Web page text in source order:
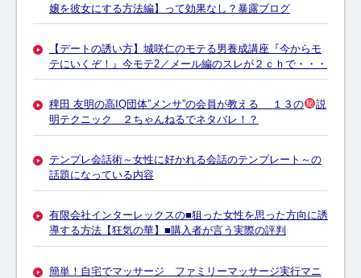
嬢を彼女にする方法編】って効果なし？暴露ブログ
【デートの誘い方】城咲仁のモテる男養成講座『今からモ
テにいくぞ！』今モテ2／メール編のスレが２ｃｈで・・・
稗田 友明の高IQ団体”メンサ”の会員が教える １３の
説
明テクニック ２ちゃんねるでネタバレ！？
テンプレ会話術～女性に好かれる会話のテンプレート～の
話題になっている内容
有限会社インターレックスの■狙った女性を思った方向に誘
導する方法【狂気の華】■購入者が言う実際の評判
簡単！自宅でマッサージ ファミリーマッサージ実行マニ